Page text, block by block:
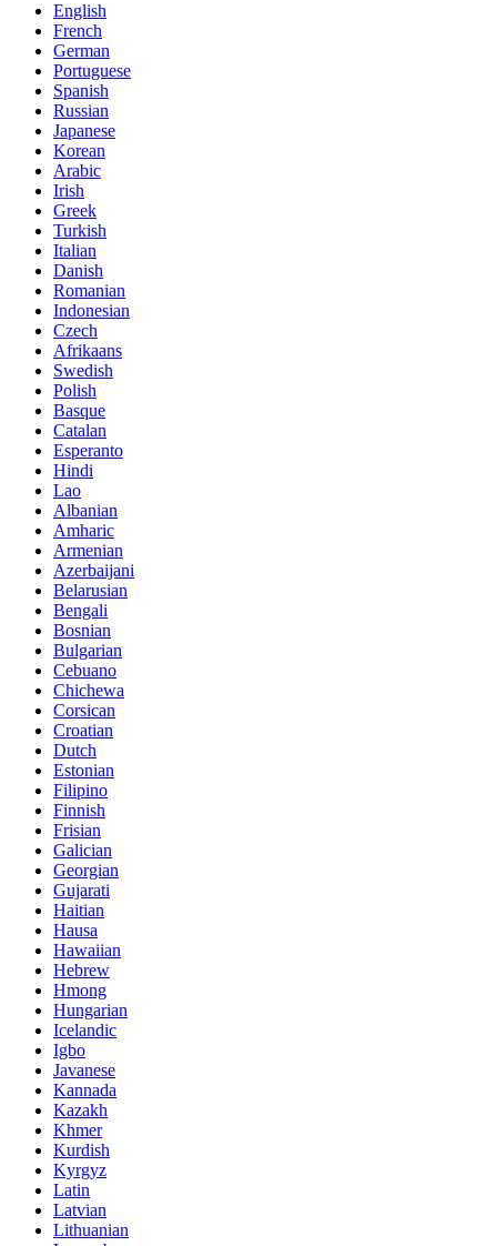
English
French
German
Portuguese
Spanish
Russian
Japanese
Korean
Arabic
Irish
Greek
Turkish
Italian
Danish
Romanian
Indonesian
Czech
Afrikaans
Swedish
Polish
Basque
Catalan
Esperanto
Hindi
Lao
Albanian
Amharic
Armenian
Azerbaijani
Belarusian
Bengali
Bosnian
Bulgarian
Cebuano
Chichewa
Corsican
Croatian
Dutch
Estonian
Filipino
Finnish
Frisian
Galician
Georgian
Gujarati
Haitian
Hausa
Hawaiian
Hebrew
Hmong
Hungarian
Icelandic
Igbo
Javanese
Kannada
Kazakh
Khmer
Kurdish
Kyrgyz
Latin
Latvian
Lithuanian